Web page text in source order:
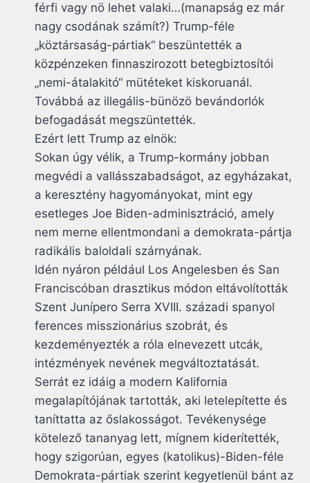
férfi vagy nö lehet valaki…(manapság ez már
nagy csodának számít?) Trump-féle
„köztársaság-pártiak“ beszüntették a
közpénzeken finnaszirozott betegbiztosítói
„nemi-átalakitó“ mütéteket kiskoruanál.
Továbbá az illegális-bünözö bevándorlók
befogadását megszüntették.
Ezért lett Trump az elnök:
Sokan úgy vélik, a Trump-kormány jobban
megvédi a vallásszabadságot, az egyházakat,
a keresztény hagyományokat, mint egy
esetleges Joe Biden-adminisztráció, amely
nem merne ellentmondani a demokrata-pártja
radikális baloldali szárnyának.
Idén nyáron például Los Angelesben és San
Franciscóban drasztikus módon eltávolították
Szent Junípero Serra XVIII. századi spanyol
ferences misszionárius szobrát, és
kezdeményezték a róla elnevezett utcák,
intézmények nevének megváltoztatását.
Serrát ez idáig a modern Kalifornia
megalapítójának tartották, aki letelepítette és
taníttatta az őslakosságot. Tevékenysége
kötelező tananyag lett, mígnem kiderítették,
hogy szigorúan, egyes (katolikus)-Biden-féle
Demokrata-pártiak szerint kegyetlenül bánt az